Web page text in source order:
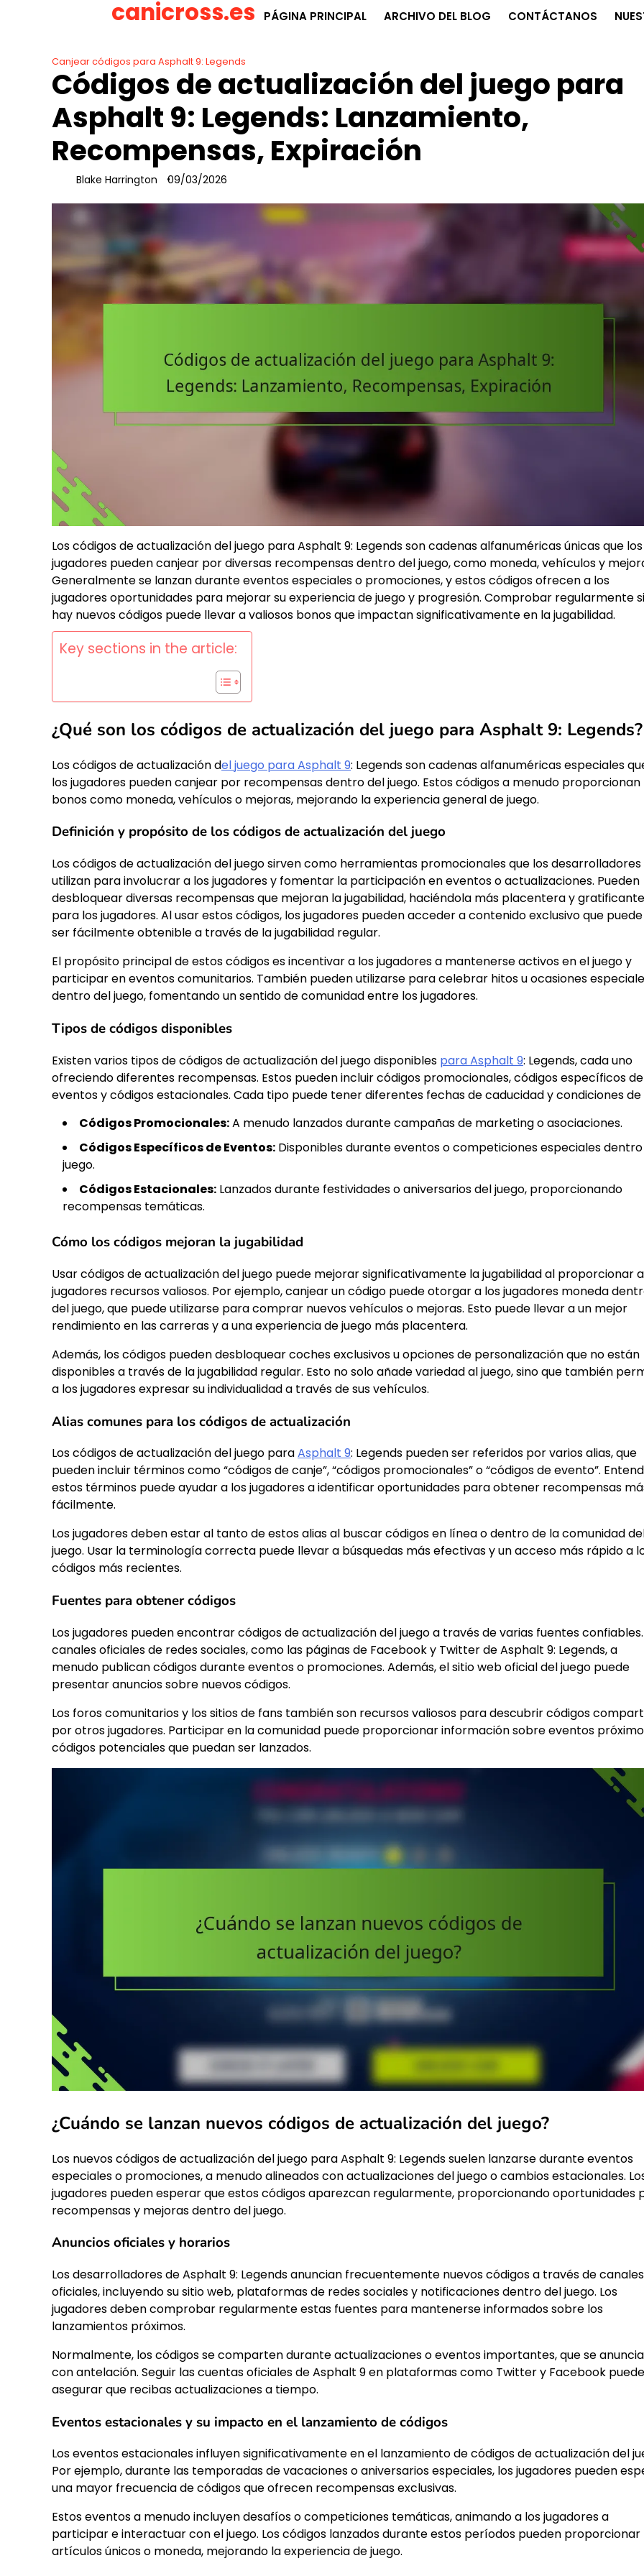
canicross.es PÁGINA PRINCIPAL ARCHIVO DEL BLOG CONTÁCTANOS
Canjear códigos para Asphalt 9: Legends
Códigos de actualización del juego para
Asphalt 9: Legends: Lanzamiento,
Recompensas, Expiración
Blake Harrington 09/03/2026
Los códigos de actualización del juego para Asphalt 9: Legends son cadenas alfanuméricas únicas que los
jugadores pueden canjear por diversas recompensas dentro del juego, como moneda, vehículos y
Generalmente se lanzan durante eventos especiales o promociones, y estos códigos ofrecen a los
jugadores oportunidades para mejorar su experiencia de juego y progresión. Comprobar regularmente si
hay nuevos códigos puede llevar a valiosos bonos que impactan significativamente en la jugabilidad.
Key sections in the article:
¿Qué son los códigos de actualización del juego para Asphalt 9: Legends?
Los códigos de actualización del juego para Asphalt 9: Legends son cadenas alfanuméricas especiales
los jugadores pueden canjear por recompensas dentro del juego. Estos códigos a menudo proporcionan
bonos como moneda, vehículos o mejoras, mejorando la experiencia general de juego.
Definición y propósito de los códigos de actualización del juego
Los códigos de actualización del juego sirven como herramientas promocionales que los desarrolladores
utilizan para involucrar a los jugadores y fomentar la participación en eventos o actualizaciones. Pueden
desbloquear diversas recompensas que mejoran la jugabilidad, haciéndola más placentera y gratificante
para los jugadores. Al usar estos códigos, los jugadores pueden acceder a contenido exclusivo que
ser fácilmente obtenible a través de la jugabilidad regular.
El propósito principal de estos códigos es incentivar a los jugadores a mantenerse activos en el juego y
participar en eventos comunitarios. También pueden utilizarse para celebrar hitos u ocasiones
dentro del juego, fomentando un sentido de comunidad entre los jugadores.
Tipos de códigos disponibles
Existen varios tipos de códigos de actualización del juego disponibles para Asphalt 9: Legends, cada uno
ofreciendo diferentes recompensas. Estos pueden incluir códigos promocionales, códigos específicos de
eventos y códigos estacionales. Cada tipo puede tener diferentes fechas de caducidad y condiciones de
Códigos Promocionales:A menudo lanzados durante campañas de marketing o asociaciones.
Códigos Específicos de Eventos: Disponibles durante eventos o competiciones especiales
juego.
Códigos Estacionales: Lanzados durante festividades o aniversarios del juego, proporcionando
recompensas temáticas.
Cómo los códigos mejoran la jugabilidad
Usar códigos de actualización del juego puede mejorar significativamente la jugabilidad al proporcionar
jugadores recursos valiosos. Por ejemplo, canjear un código puede otorgar a los jugadores moneda
del juego, que puede utilizarse para comprar nuevos vehículos o mejoras. Esto puede llevar a un mejor
rendimiento en las carreras y a una experiencia de juego más placentera.
Además, los códigos pueden desbloquear coches exclusivos u opciones de personalización que no están
disponibles a través de la jugabilidad regular. Esto no solo añade variedad al juego, sino que también
a los jugadores expresar su individualidad a través de sus vehículos.
Alias comunes para los códigos de actualización
Los códigos de actualización del juego paraAsphalt 9: Legends pueden ser referidos por varios alias, que
pueden incluir términos como “códigos de canje”, “códigos promocionales” o “códigos de evento”.
estos términos puede ayudar a los jugadores a identificar oportunidades para obtener recompensas
fácilmente.
Los jugadores deben estar al tanto de estos alias al buscar códigos en línea o dentro de la comunidad
juego. Usar la terminología correcta puede llevar a búsquedas más efectivas y un acceso más rápido a
códigos más recientes.
Fuentes para obtener códigos
Los jugadores pueden encontrar códigos de actualización del juego a través de varias fuentes confiables.
canales oficiales de redes sociales, como las páginas de Facebook y Twitter de Asphalt 9: Legends, a
menudo publican códigos durante eventos o promociones. Además, el sitio web oficial del juego puede
presentar anuncios sobre nuevos códigos.
Los foros comunitarios y los sitios de fans también son recursos valiosos para descubrir códigos
por otros jugadores. Participar en la comunidad puede proporcionar información sobre eventos
códigos potenciales que puedan ser lanzados.
¿Cuándo se lanzan nuevos códigos de actualización del juego?
Los nuevos códigos de actualización del juego para Asphalt 9: Legends suelen lanzarse durante eventos
especiales o promociones, a menudo alineados con actualizaciones del juego o cambios estacionales.
jugadores pueden esperar que estos códigos aparezcan regularmente, proporcionando oportunidades
recompensas y mejoras dentro del juego.
Anuncios oficiales y horarios
Los desarrolladores de Asphalt 9: Legends anuncian frecuentemente nuevos códigos a través de canales
oficiales, incluyendo su sitio web, plataformas de redes sociales y notificaciones dentro del juego. Los
jugadores deben comprobar regularmente estas fuentes para mantenerse informados sobre los
lanzamientos próximos.
Normalmente, los códigos se comparten durante actualizaciones o eventos importantes, que se
con antelación. Seguir las cuentas oficiales de Asphalt 9 en plataformas como Twitter y Facebook puede
asegurar que recibas actualizaciones a tiempo.
Eventos estacionales y su impacto en el lanzamiento de códigos
Los eventos estacionales influyen significativamente en el lanzamiento de códigos de actualización del
Por ejemplo, durante las temporadas de vacaciones o aniversarios especiales, los jugadores pueden
una mayor frecuencia de códigos que ofrecen recompensas exclusivas.
Estos eventos a menudo incluyen desafíos o competiciones temáticas, animando a los jugadores a
participar e interactuar con el juego. Los códigos lanzados durante estos períodos pueden proporcionar
artículos únicos o moneda, mejorando la experiencia de juego.